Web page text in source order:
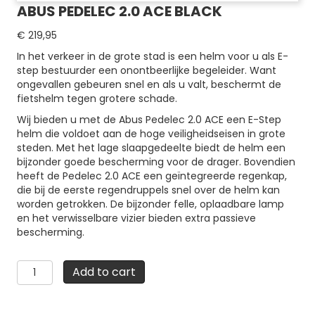
ABUS PEDELEC 2.0 ACE BLACK
€ 219,95
In het verkeer in de grote stad is een helm voor u als E-
step bestuurder een onontbeerlijke begeleider. Want
ongevallen gebeuren snel en als u valt, beschermt de
fietshelm tegen grotere schade.
Wij bieden u met de Abus Pedelec 2.0 ACE een E-Step
helm die voldoet aan de hoge veiligheidseisen in grote
steden. Met het lage slaapgedeelte biedt de helm een
bijzonder goede bescherming voor de drager. Bovendien
heeft de Pedelec 2.0 ACE een geïntegreerde regenkap,
die bij de eerste regendruppels snel over de helm kan
worden getrokken. De bijzonder felle, oplaadbare lamp
en het verwisselbare vizier bieden extra passieve
bescherming.
ABUS
PEDELEC
Add to cart